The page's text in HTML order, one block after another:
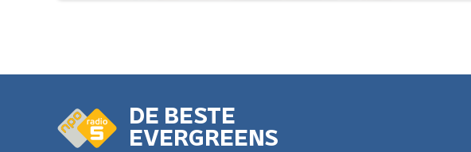
DE BESTE
EVERGREENS